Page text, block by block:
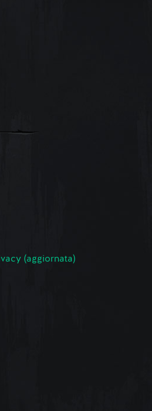
(aggiornata)